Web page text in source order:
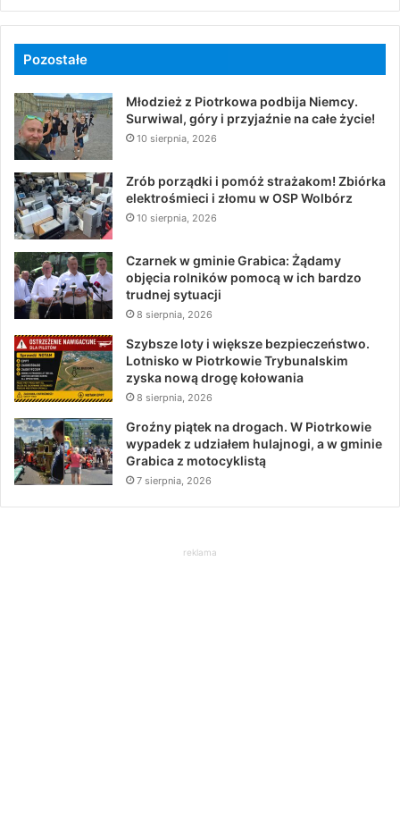
Pozostałe
Młodzież z Piotrkowa podbija Niemcy.
Surwiwal, góry i przyjaźnie na całe życie!
10 sierpnia, 2026
Zrób porządki i pomóż strażakom! Zbiórka
elektrośmieci i złomu w OSP Wolbórz
10 sierpnia, 2026
Czarnek w gminie Grabica: Żądamy
objęcia rolników pomocą w ich bardzo
trudnej sytuacji
8 sierpnia, 2026
Szybsze loty i większe bezpieczeństwo.
Lotnisko w Piotrkowie Trybunalskim
zyska nową drogę kołowania
8 sierpnia, 2026
Groźny piątek na drogach. W Piotrkowie
wypadek z udziałem hulajnogi, a w gminie
Grabica z motocyklistą
7 sierpnia, 2026
reklama